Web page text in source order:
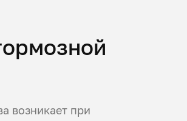
возникает при